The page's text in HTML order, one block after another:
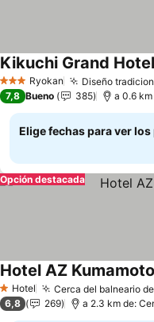
3 EstrellasRyokan Diseño
Kikuchi Grand
7,8 Bueno 385 a 0.6
Elige fechas para ver
Opción destacada
1 Estrellas
Hotel Cerca del balneario
Hotel AZ
6,8 269 a 2.3 km de: